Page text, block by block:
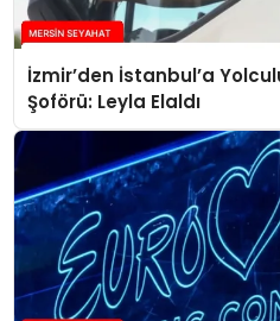
İzmir’den İstanbul’a
Şoförü: Leyla Elaldı